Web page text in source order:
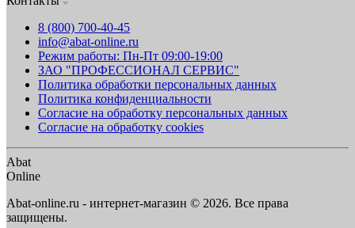
8 (800) 700-40-45
info@abat-online.ru
Режим работы: Пн-Пт 09:00-19:00
ЗАО "ПРОФЕССИОНАЛ СЕРВИС"
Политика обработки персональных данных
Политика конфиденциальности
Согласие на обработку персональных данных
Согласие на обработку cookies
Abat
Online
Abat-online.ru - интернет-магазин © 2026. Все права
защищены.